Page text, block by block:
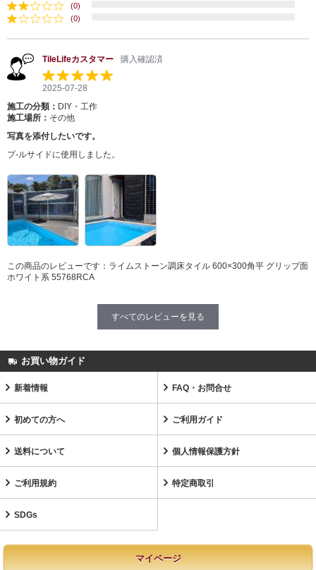
(0)
(0)
TileLifeカスタマー 購入確認済
2025-07-28
施工の分類： DIY・工作
施工場所： その他
写真を添付したいです。
プ-ルサイドに使用しました。
この商品のレビューです： ライムストーン調床タイル 600×300角平 グリップ面
ホワイト系 55768RCA
すべてのレビューを見る
お買い物ガイド
新着情報 FAQ・お問合せ
初めての方へ ご利用ガイド
送料について 個人情報保護方針
ご利用規約 特定商取引
SDGs
マイページ